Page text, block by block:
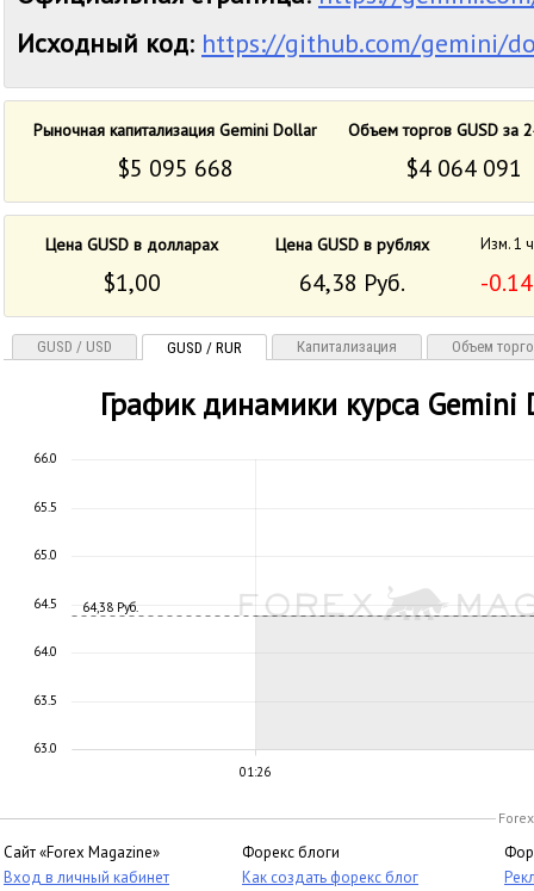
Исходный код: https://github.com/gemini/
Рыночная капитализация Gemini Dollar Объем торгов GUSD за
$5 095 668 $4 064 091
Цена GUSD в долларах Цена GUSD в рублях Изм. 1
$1,00 64,38 Руб. -
GUSD / USD GUSD / RUR Капитализация Объем
График динамики курса
01:26
64,38 Руб.
63.0
63.5
64.0
64.5
65.0
65.5
66.0
Сайт «Forex Magazine»
Вход в личный кабинет
Форекс блоги
Как создать форекс блог